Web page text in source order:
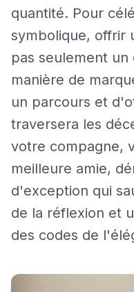
quantité. Pour
symbolique, offrir
pas seulement
manière de
un parcours et
traversera les
votre compagne,
meilleure amie,
d'exception qui
de la réflexion et
des codes de